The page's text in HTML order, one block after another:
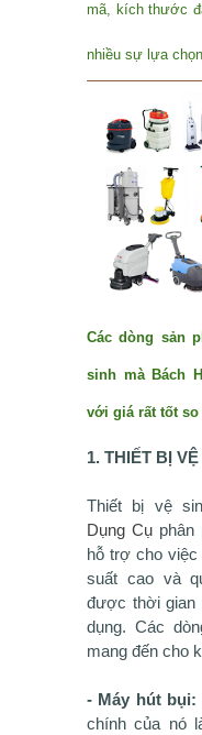
mã, kích thước
nhiều sự lựa
Các dòng sản
sinh mà Bách
với giá rất tốt
1. THIẾT BỊ
Thiết bị vệ
Dụng Cụphân
hỗ trợ cho việc
suất cao và
được thời
dụng. Các
mang đến cho
- Máy hút bụi:
chính của nó